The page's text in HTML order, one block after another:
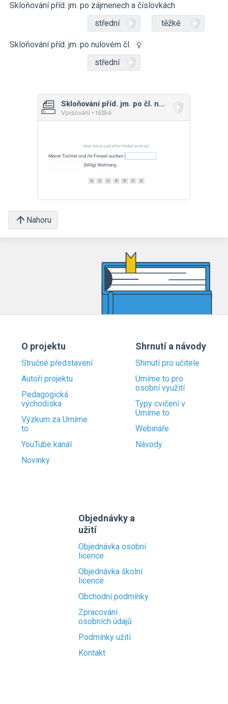
Skloňování příd. jm. po zájmenech a číslovkách
střední
těžké
Skloňování příd. jm. po nulovém čl.
střední
Skloňování příd. jm. po čl. neurč.
Vpisování • těžké
Nahoru
O projektu
Stručné představení
Autoři projektu
Pedagogická
východiska
Výzkum za Umíme
to
YouTube kanál
Novinky
Shrnutí a návody
Shrnutí pro učitele
Umíme to pro
osobní využití
Typy cvičení v
Umíme to
Webináře
Návody
Objednávky a
užití
Objednávka osobní
licence
Objednávka školní
licence
Obchodní podmínky
Zpracování
osobních údajů
Podmínky užití
Kontakt